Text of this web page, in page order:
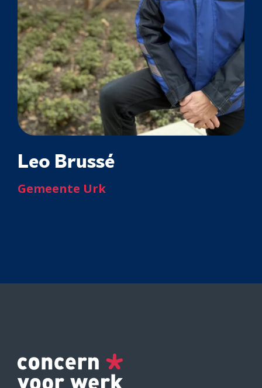
Leo Brussé
Gemeente Urk